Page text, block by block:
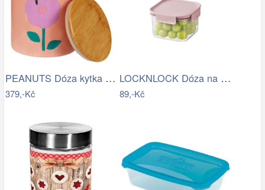
PEANUTS Dóza kytka velká - růžová
379,-Kč
LOCKNLOCK Dóza na potraviny LOCK 860ml…
89,-Kč